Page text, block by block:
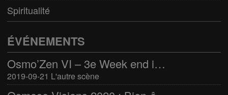
Spiritualité
ÉVÉNEMENTS
Osmo’Zen VI – 3e Week end international du bien-être
2019-09-21 L'autre scène